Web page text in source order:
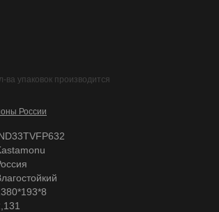
ва упаковок производится
России